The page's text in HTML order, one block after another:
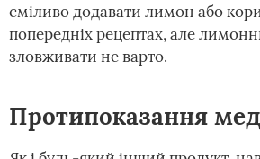
сміливо додавати лимон або
попередніх рецептах, але
зловживати не варто.
Протипоказання